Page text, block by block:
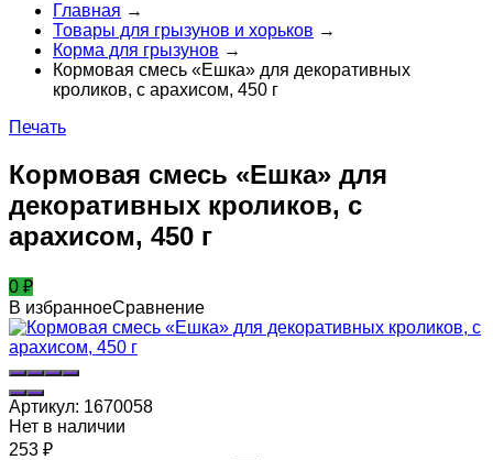
Главная →
Товары для грызунов и хорьков →
Корма для грызунов →
Кормовая смесь «Ешка» для декоративных
кроликов, с арахисом, 450 г
Печать
Кормовая смесь «Ешка» для
декоративных кроликов, с
арахисом, 450 г
0 ₽
В избранноеСравнение
Артикул: 1670058
Нет в наличии
253 ₽